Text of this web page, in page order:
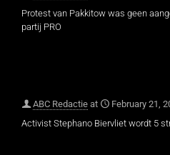
Protest van Pakkitow was geen
partij PRO
ABC Redactie at
February 21,
Activist Stephano Biervliet wordt 5